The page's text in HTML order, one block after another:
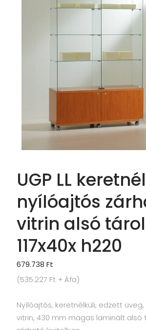
UGP LL
nyílóajtós
vitrin alsó
117x40x h220
679.738 Ft
(535.227 Ft + Áfa)
Nyílóajtós, keretnélküli, edzett
vitrin, 430 mm magas laminált alsó